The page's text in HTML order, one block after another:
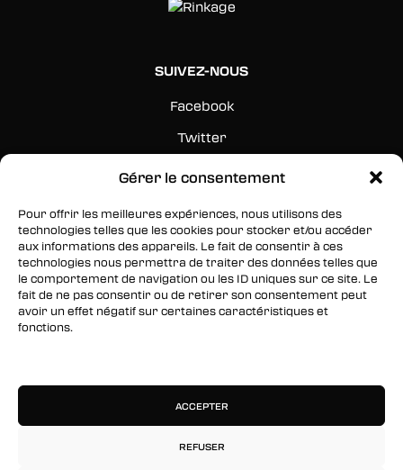
Gérer le consentement
Pour offrir les meilleures expériences, nous utilisons des
technologies telles que les cookies pour stocker et/ou accéder
aux informations des appareils. Le fait de consentir à ces
technologies nous permettra de traiter des données telles que
le comportement de navigation ou les ID uniques sur ce site. Le
fait de ne pas consentir ou de retirer son consentement peut
avoir un effet négatif sur certaines caractéristiques et
fonctions.
ACCEPTER
REFUSER
SUIVEZ-NOUS
Facebook
Twitter
Instagram
RESTEZ INFORMÉS
Inscrivez-vous à notre newsletter pour être les
premiers à être informés des nouveaux
arrivages, des ventes, du contenu exclusif, des
événements et plus encore !